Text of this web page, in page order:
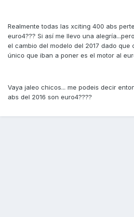
Realmente todas las xciting 400 abs
euro4??? Si así me llevo una
el cambio del modelo del 2017 dado que
único que iban a poner es el motor al
Vaya jaleo chicos... me podeis decir
abs del 2016 son euro4????